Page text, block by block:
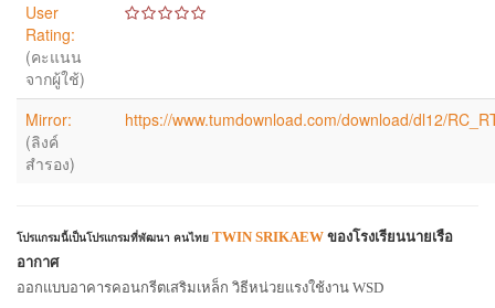
User
Rating:
(คะแนน
จากผู้ใช้)
Mirror:
(ลิงค์
สำรอง)
https://www.tumdownload.com/download/dl12/
โปรแกรมนี้เป็นโปรแกรมที่พัฒนา คนไทย TWIN SRIKAEW ของโรงเรียนนายเรือ
อากาศ
ออกแบบอาคารคอนกรีตเสริมเหล็ก วิธีหน่วยแรงใช้งาน WSD